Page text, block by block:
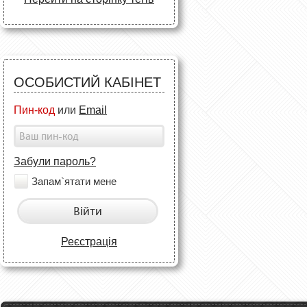
ОСОБИСТИЙ КАБІНЕТ
Пин-код или Email
Забули пароль?
Запам`ятати мене
Війти
Реєстрація